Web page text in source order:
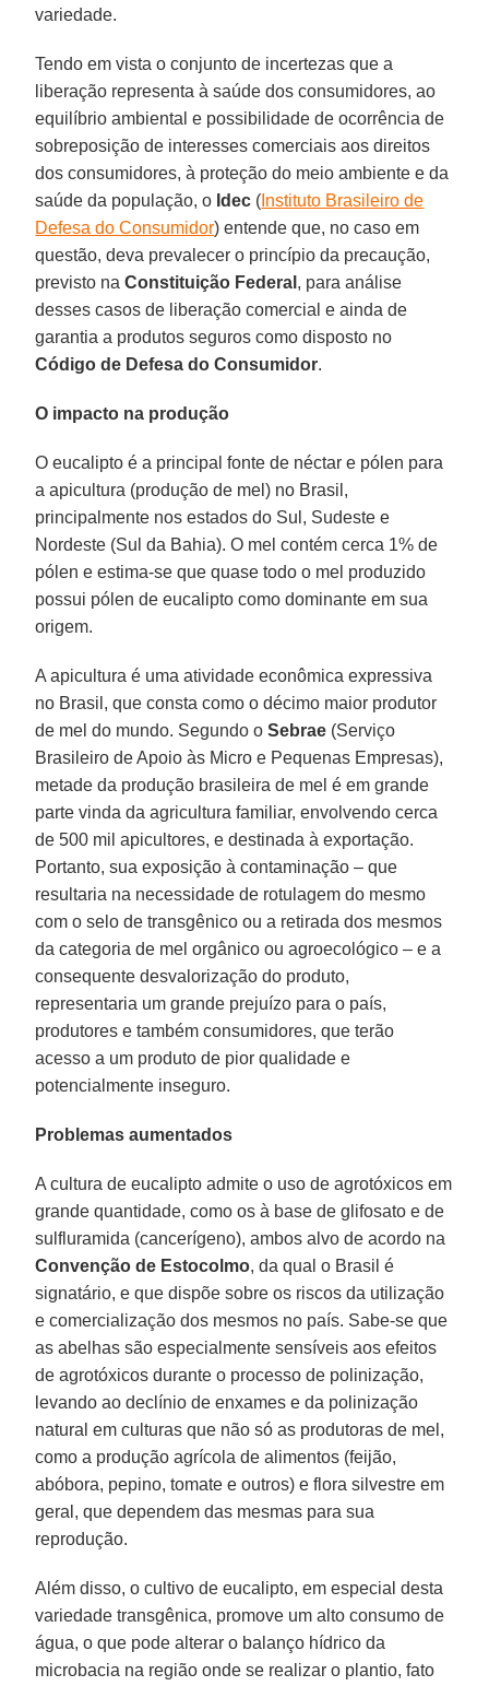
variedade.
Tendo em vista o conjunto de incertezas que a
liberação representa à saúde dos consumidores, ao
equilíbrio ambiental e possibilidade de ocorrência de
sobreposição de interesses comerciais aos direitos
dos consumidores, à proteção do meio ambiente e da
saúde da população, o Idec ( Instituto Brasileiro de
Defesa do Consumidor) entende que, no caso em
questão, deva prevalecer o princípio da precaução,
previsto na Constituição Federal , para análise
desses casos de liberação comercial e ainda de
garantia a produtos seguros como disposto no
Código de Defesa do Consumidor.
O impacto na produção
O eucalipto é a principal fonte de néctar e pólen para
a apicultura (produção de mel) no Brasil,
principalmente nos estados do Sul, Sudeste e
Nordeste (Sul da Bahia). O mel contém cerca 1% de
pólen e estima-se que quase todo o mel produzido
possui pólen de eucalipto como dominante em sua
origem.
A apicultura é uma atividade econômica expressiva
no Brasil, que consta como o décimo maior produtor
de mel do mundo. Segundo oSebrae (Serviço
Brasileiro de Apoio às Micro e Pequenas Empresas),
metade da produção brasileira de mel é em grande
parte vinda da agricultura familiar, envolvendo cerca
de 500 mil apicultores, e destinada à exportação.
Portanto, sua exposição à contaminação – que
resultaria na necessidade de rotulagem do mesmo
com o selo de transgênico ou a retirada dos mesmos
da categoria de mel orgânico ou agroecológico – e a
consequente desvalorização do produto,
representaria um grande prejuízo para o país,
produtores e também consumidores, que terão
acesso a um produto de pior qualidade e
potencialmente inseguro.
Problemas aumentados
A cultura de eucalipto admite o uso de agrotóxicos em
grande quantidade, como os à base de glifosato e de
sulfluramida (cancerígeno), ambos alvo de acordo na
Convenção de Estocolmo, da qual o Brasil é
signatário, e que dispõe sobre os riscos da utilização
e comercialização dos mesmos no país. Sabe-se que
as abelhas são especialmente sensíveis aos efeitos
de agrotóxicos durante o processo de polinização,
levando ao declínio de enxames e da polinização
natural em culturas que não só as produtoras de mel,
como a produção agrícola de alimentos (feijão,
abóbora, pepino, tomate e outros) e flora silvestre em
geral, que dependem das mesmas para sua
reprodução.
Além disso, o cultivo de eucalipto, em especial desta
variedade transgênica, promove um alto consumo de
água, o que pode alterar o balanço hídrico da
microbacia na região onde se realizar o plantio, fato